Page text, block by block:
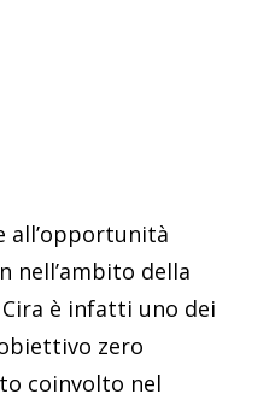
all’opportunità
nell’ambito della
è infatti uno dei
zero
coinvolto nel